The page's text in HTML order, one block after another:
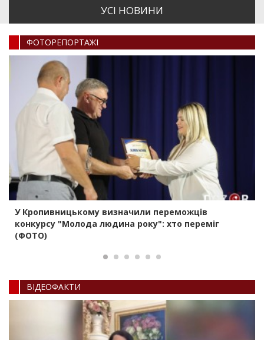
УСI НОВИНИ
ФОТОРЕПОРТАЖI
У Кропивницькому визначили переможців
конкурсу "Молода людина року": хто переміг
(ФОТО)
ВIДЕОФАКТИ